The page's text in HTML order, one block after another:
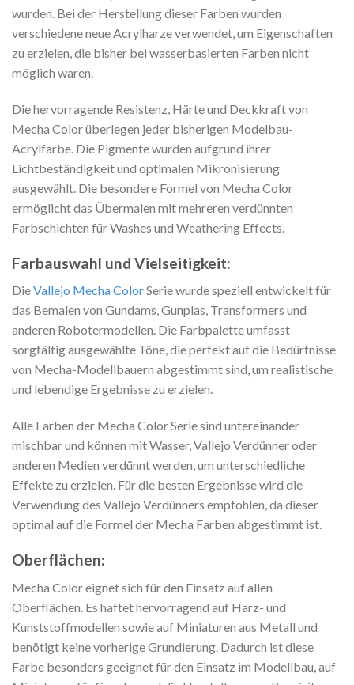
wurden. Bei der Herstellung dieser Farben wurden
verschiedene neue Acrylharze verwendet, um Eigenschaften
zu erzielen, die bisher bei wasserbasierten Farben nicht
möglich waren.
Die hervorragende Resistenz, Härte und Deckkraft von
Mecha Color überlegen jeder bisherigen Modelbau-
Acrylfarbe. Die Pigmente wurden aufgrund ihrer
Lichtbeständigkeit und optimalen Mikronisierung
ausgewählt. Die besondere Formel von Mecha Color
ermöglicht das Übermalen mit mehreren verdünnten
Farbschichten für Washes und Weathering Effects.
Farbauswahl und Vielseitigkeit:
DieVallejo Mecha ColorSerie wurde speziell entwickelt für
das Bemalen von Gundams, Gunplas, Transformers und
anderen Robotermodellen. Die Farbpalette umfasst
sorgfältig ausgewählte Töne, die perfekt auf die Bedürfnisse
von Mecha-Modellbauern abgestimmt sind, um realistische
und lebendige Ergebnisse zu erzielen.
Alle Farben der Mecha Color Serie sind untereinander
mischbar und können mit Wasser, Vallejo Verdünner oder
anderen Medien verdünnt werden, um unterschiedliche
Effekte zu erzielen. Für die besten Ergebnisse wird die
Verwendung des Vallejo Verdünners empfohlen, da dieser
optimal auf die Formel der Mecha Farben abgestimmt ist.
Oberflächen:
Mecha Color eignet sich für den Einsatz auf allen
Oberflächen. Es haftet hervorragend auf Harz- und
Kunststoffmodellen sowie auf Miniaturen aus Metall und
benötigt keine vorherige Grundierung. Dadurch ist diese
Farbe besonders geeignet für den Einsatz im Modellbau, auf